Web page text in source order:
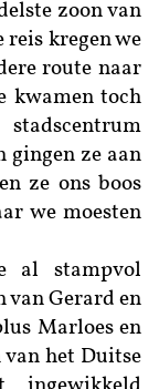
zoon van
reis kregen we
route naar
kwamen toch
gingen ze aan
ze ons boos
we moesten
al stampvol
van Gerard en
Marloes en
van het Duitse